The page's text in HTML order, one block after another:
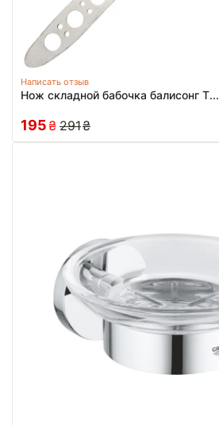
Написать отзыв
Нож складной бабочка балисонг T...
195₴ 291₴